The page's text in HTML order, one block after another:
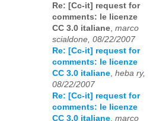
Re: [Cc-it] request for
comments: le licenze
CC 3.0 italiane, marco
scialdone, 08/22/2007
Re: [Cc-it] request for
comments: le licenze
CC 3.0 italiane, heba ry,
08/22/2007
Re: [Cc-it] request for
comments: le licenze
CC 3.0 italiane, marco